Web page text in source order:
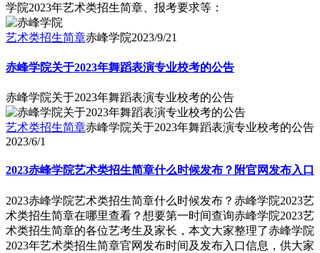
学院2023年艺术类招生简章、报考要求等：
艺术类招生简章赤峰学院2023/9/21
赤峰学院关于2023年舞蹈表演专业校考的公告
赤峰学院关于2023年舞蹈表演专业校考的公告
艺术类招生简章赤峰学院关于2023年舞蹈表演专业校考的公告
2023/6/1
2023赤峰学院艺术类招生简章什么时候发布？附官网发布入口
2023赤峰学院艺术类招生简章什么时候发布？赤峰学院2023艺
术类招生简章在哪里查看？想要第一时间查询赤峰学院2023艺
术类招生简章的各位艺考生及家长，本文大家整理了赤峰学院
2023年艺术类招生简章官网发布时间及发布入口信息，供大家